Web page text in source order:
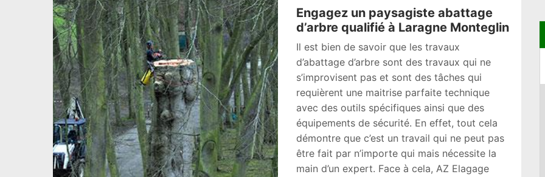
Engagez un paysagiste abattage
d’arbre qualifié à Laragne Monteglin
Il est bien de savoir que les travaux
d’abattage d’arbre sont des travaux qui ne
s’improvisent pas et sont des tâches qui
requièrent une maitrise parfaite technique
avec des outils spécifiques ainsi que des
équipements de sécurité. En effet, tout cela
démontre que c’est un travail qui ne peut pas
être fait par n’importe qui mais nécessite la
main d’un expert. Face à cela, AZ Elagage